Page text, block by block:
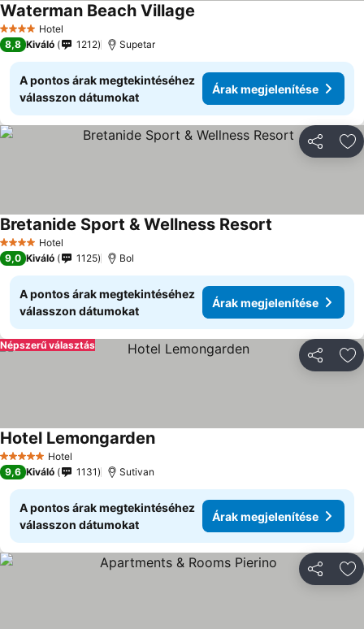
4 KategóriaHotel
Waterman Beach Village
8,8 Kiváló 1212 Supetar
A pontos árak megtekintéséhez
válasszon dátumokat
Árak megjelenítése
4 KategóriaHotel
Bretanide Sport & Wellness Resort
9,0 Kiváló 1125 Bol
A pontos árak megtekintéséhez
válasszon dátumokat
Árak megjelenítése
Népszerű választás
5 KategóriaHotel
Hotel Lemongarden
9,6 Kiváló 1131 Sutivan
A pontos árak megtekintéséhez
válasszon dátumokat
Árak megjelenítése